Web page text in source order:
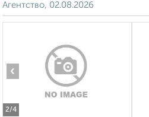
Агентство, 02.08.2026
2/4
‹